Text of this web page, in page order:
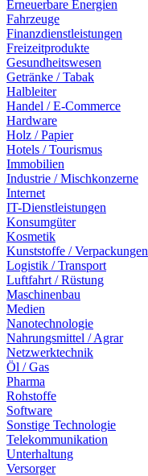
Erneuerbare Energien
Fahrzeuge
Finanzdienstleistungen
Freizeitprodukte
Gesundheitswesen
Getränke / Tabak
Halbleiter
Handel / E-Commerce
Hardware
Holz / Papier
Hotels / Tourismus
Immobilien
Industrie / Mischkonzerne
Internet
IT-Dienstleistungen
Konsumgüter
Kosmetik
Kunststoffe / Verpackungen
Logistik / Transport
Luftfahrt / Rüstung
Maschinenbau
Medien
Nanotechnologie
Nahrungsmittel / Agrar
Netzwerktechnik
Öl / Gas
Pharma
Rohstoffe
Software
Sonstige Technologie
Telekommunikation
Unterhaltung
Versorger